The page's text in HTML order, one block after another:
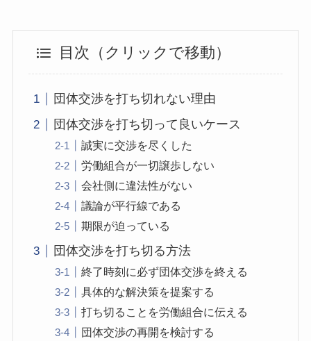
目次（クリックで移動）
団体交渉を打ち切れない理由
団体交渉を打ち切って良いケース
誠実に交渉を尽くした
労働組合が一切譲歩しない
会社側に違法性がない
議論が平行線である
期限が迫っている
団体交渉を打ち切る方法
終了時刻に必ず団体交渉を終える
具体的な解決策を提案する
打ち切ることを労働組合に伝える
団体交渉の再開を検討する